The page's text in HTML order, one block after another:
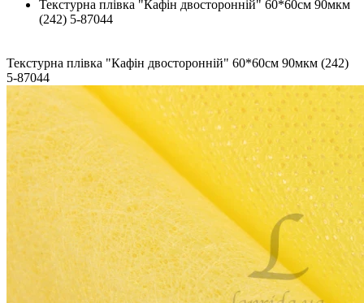
Текстурна плівка "Кафін двосторонній" 60*60см 90мкм
(242) 5-87044
Текстурна плівка "Кафін двосторонній" 60*60см 90мкм (242)
5-87044